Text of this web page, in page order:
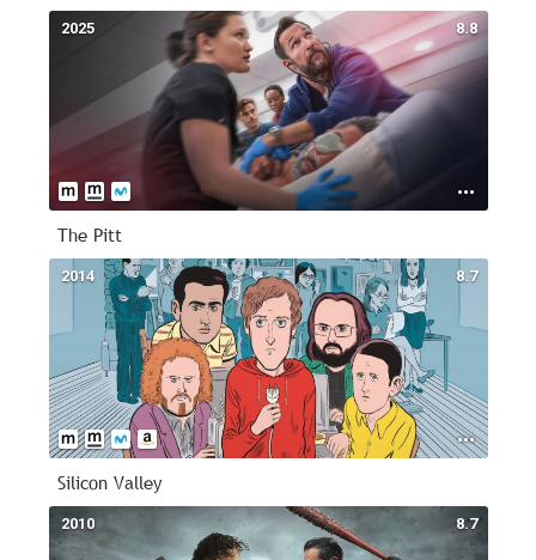
8.8
2025
The Pitt
8.7
2014
Silicon Valley
8.7
2010